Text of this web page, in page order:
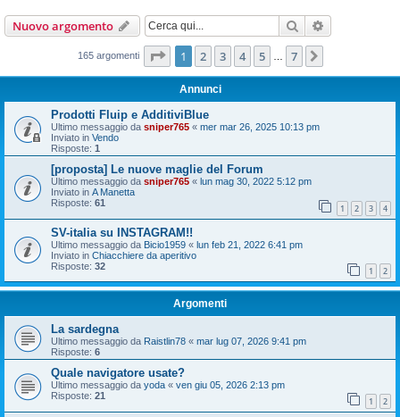
Nuovo argomento Cerca
165 argomenti Pagina di
1 2 3 4 5 7
Annunci
Prodotti Fluip e AdditiviBlue
Ultimo messaggio da sniper765 « mer mar 26, 2025 10:13 pm
Inviato in Vendo
Risposte: 1
[proposta] Le nuove maglie del Forum
Ultimo messaggio da sniper765 « lun mag 30, 2022 5:12 pm
Inviato in A Manetta
Risposte: 61 1 2 3 4
SV-italia su INSTAGRAM!!
Ultimo messaggio da Bicio1959 « lun feb 21, 2022 6:41 pm
Inviato in Chiacchiere da aperitivo
Risposte: 32 1 2
Argomenti
La sardegna
Ultimo messaggio da Raistlin78 « mar lug 07, 2026 9:41 pm
Risposte: 6
Quale navigatore usate?
Ultimo messaggio da yoda « ven giu 05, 2026 2:13 pm
Risposte: 21 1 2